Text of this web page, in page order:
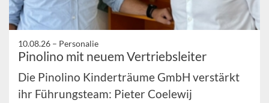
10.08.26 – Personalie
Pinolino mit neuem Vertriebsleiter
Die Pinolino Kinderträume GmbH verstärkt
ihr Führungsteam: Pieter Coelewij